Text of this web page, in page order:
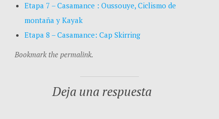
Etapa 7 – Casamance : Oussouye, Ciclismo de
montaña y Kayak
Etapa 8 – Casamance: Cap Skirring
Bookmark the permalink.
Deja una respuesta